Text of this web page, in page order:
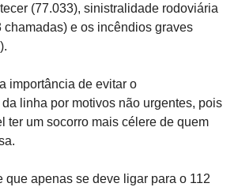
(77.033), sinistralidade rodoviária
chamadas) e os incêndios graves
importância de evitar o
linha por motivos não urgentes, pois
ter um socorro mais célere de quem
que apenas se deve ligar para o 112